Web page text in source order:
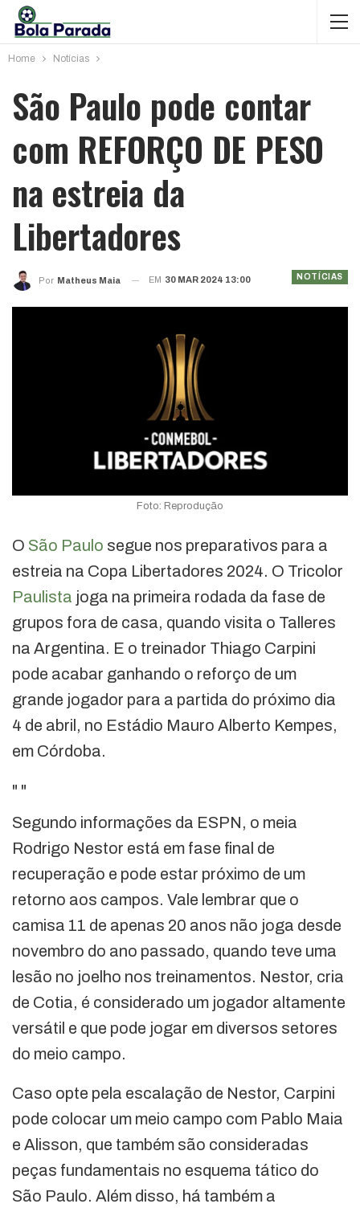
Home Notícias
São Paulo pode contar
com REFORÇO DE PESO
na estreia da
Libertadores
NOTÍCIAS
Por Matheus Maia EM 30 MAR 2024 13:00
Foto: Reprodução
O São Paulo segue nos preparativos para a
estreia na Copa Libertadores 2024. O Tricolor
Paulista joga na primeira rodada da fase de
grupos fora de casa, quando visita o Talleres
na Argentina. E o treinador Thiago Carpini
pode acabar ganhando o reforço de um
grande jogador para a partida do próximo dia
4 de abril, no Estádio Mauro Alberto Kempes,
em Córdoba.
" "
Segundo informações da ESPN, o meia
Rodrigo Nestor está em fase final de
recuperação e pode estar próximo de um
retorno aos campos. Vale lembrar que o
camisa 11 de apenas 20 anos não joga desde
novembro do ano passado, quando teve uma
lesão no joelho nos treinamentos. Nestor, cria
de Cotia, é considerado um jogador altamente
versátil e que pode jogar em diversos setores
do meio campo.
Caso opte pela escalação de Nestor, Carpini
pode colocar um meio campo com Pablo Maia
e Alisson, que também são consideradas
peças fundamentais no esquema tático do
São Paulo. Além disso, há também a